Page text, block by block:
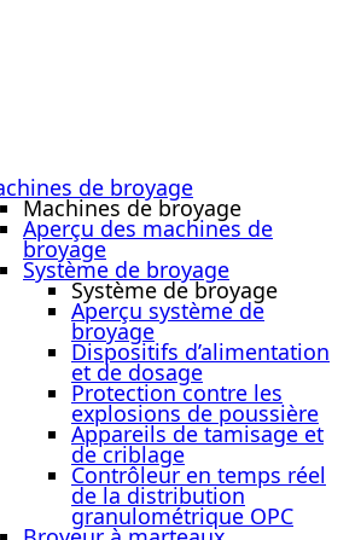
de broyage
Machines de broyage
Aperçu des machines de
broyage
Système de broyage
Système de broyage
Aperçu système de
broyage
Dispositifs d’alimentation
et de dosage
Protection contre les
explosions de poussière
Appareils de tamisage et
de criblage
Contrôleur en temps réel
de la distribution
granulométrique OPC